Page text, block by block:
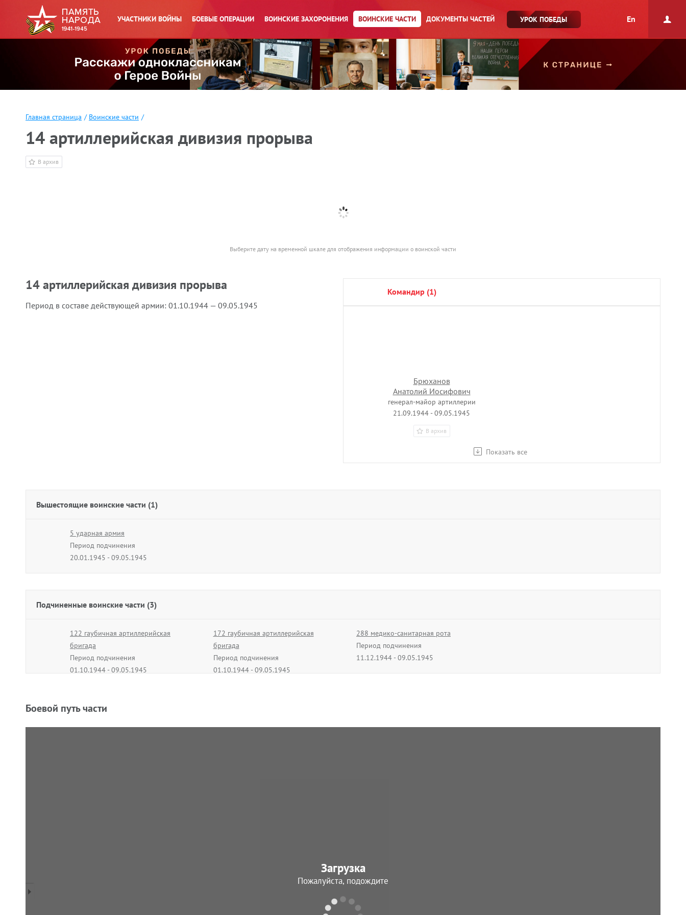
УЧАСТНИКИ ВОЙНЫ БОЕВЫЕ ОПЕРАЦИИ ВОИНСКИЕ ЗАХОРОНЕНИЯ ВОИНСКИЕ ЧАСТИ ДОКУМЕНТЫ ЧАСТЕЙ УРОК ПОБЕДЫ En
Главная страница / Воинские части /
14 артиллерийская дивизия прорыва
В архив
Выберите дату на временной шкале для отображения информации о воинской части
14 артиллерийская дивизия прорыва
Период в составе действующей армии: 01.10.1944 — 09.05.1945
командир (1)
Показать все
Брюханов
Анатолий Иосифович
генерал-майор артиллерии
21.09.1944 - 09.05.1945
В архив
Вышестоящие воинские части (1)
5 ударная армия
Период подчинения
20.01.1945 - 09.05.1945
Подчиненные воинские части (3)
122 гаубичная артиллерийская
бригада
Период подчинения
01.10.1944 - 09.05.1945
172 гаубичная артиллерийская
бригада
Период подчинения
01.10.1944 - 09.05.1945
288 медико-санитарная рота
Период подчинения
11.12.1944 - 09.05.1945
Боевой путь части
Загрузка
Пожалуйста, подождите